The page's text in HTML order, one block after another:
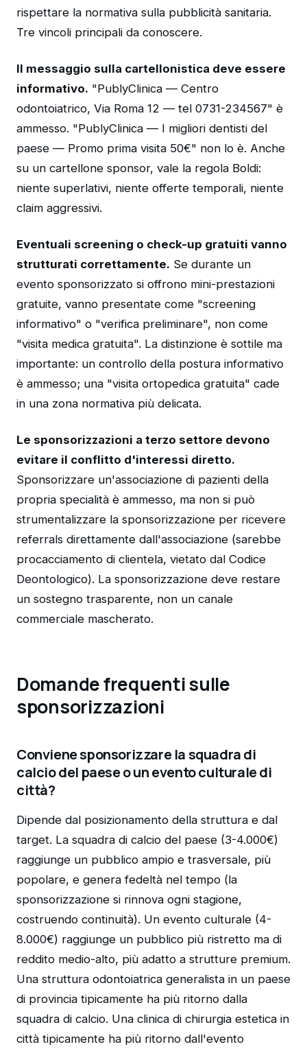
rispettare la normativa sulla pubblicità sanitaria.
Tre vincoli principali da conoscere.
Il messaggio sulla cartellonistica deve essere
informativo. "PublyClinica — Centro
odontoiatrico, Via Roma 12 — tel 0731-234567" è
ammesso. "PublyClinica — I migliori dentisti del
paese — Promo prima visita 50€" non lo è. Anche
su un cartellone sponsor, vale la regola Boldi:
niente superlativi, niente offerte temporali, niente
claim aggressivi.
Eventuali screening o check-up gratuiti vanno
strutturati correttamente. Se durante un
evento sponsorizzato si offrono mini-prestazioni
gratuite, vanno presentate come "screening
informativo" o "verifica preliminare", non come
"visita medica gratuita". La distinzione è sottile ma
importante: un controllo della postura informativo
è ammesso; una "visita ortopedica gratuita" cade
in una zona normativa più delicata.
Le sponsorizzazioni a terzo settore devono
evitare il conflitto d'interessi diretto.
Sponsorizzare un'associazione di pazienti della
propria specialità è ammesso, ma non si può
strumentalizzare la sponsorizzazione per ricevere
referrals direttamente dall'associazione (sarebbe
procacciamento di clientela, vietato dal Codice
Deontologico). La sponsorizzazione deve restare
un sostegno trasparente, non un canale
commerciale mascherato.
Domande frequenti sulle
sponsorizzazioni
Conviene sponsorizzare la squadra di
calcio del paese o un evento culturale di
città?
Dipende dal posizionamento della struttura e dal
target. La squadra di calcio del paese (3-4.000€)
raggiunge un pubblico ampio e trasversale, più
popolare, e genera fedeltà nel tempo (la
sponsorizzazione si rinnova ogni stagione,
costruendo continuità). Un evento culturale (4-
8.000€) raggiunge un pubblico più ristretto ma di
reddito medio-alto, più adatto a strutture premium.
Una struttura odontoiatrica generalista in un paese
di provincia tipicamente ha più ritorno dalla
squadra di calcio. Una clinica di chirurgia estetica in
città tipicamente ha più ritorno dall'evento